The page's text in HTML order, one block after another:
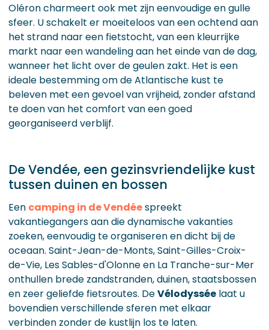
Oléron charmeert ook met zijn eenvoudige en gulle
sfeer. U schakelt er moeiteloos van een ochtend aan
het strand naar een fietstocht, van een kleurrijke
markt naar een wandeling aan het einde van de dag,
wanneer het licht over de geulen zakt. Het is een
ideale bestemming om de Atlantische kust te
beleven met een gevoel van vrijheid, zonder afstand
te doen van het comfort van een goed
georganiseerd verblijf.
De Vendée, een gezinsvriendelijke kust
tussen duinen en bossen
Een camping in de Vendéespreekt
vakantiegangers aan die dynamische vakanties
zoeken, eenvoudig te organiseren en dicht bij de
oceaan. Saint-Jean-de-Monts, Saint-Gilles-Croix-
de-Vie, Les Sables-d'Olonne en La Tranche-sur-Mer
onthullen brede zandstranden, duinen, staatsbossen
en zeer geliefde fietsroutes. DeVélodyssée laat u
bovendien verschillende sferen met elkaar
verbinden zonder de kustlijn los te laten.